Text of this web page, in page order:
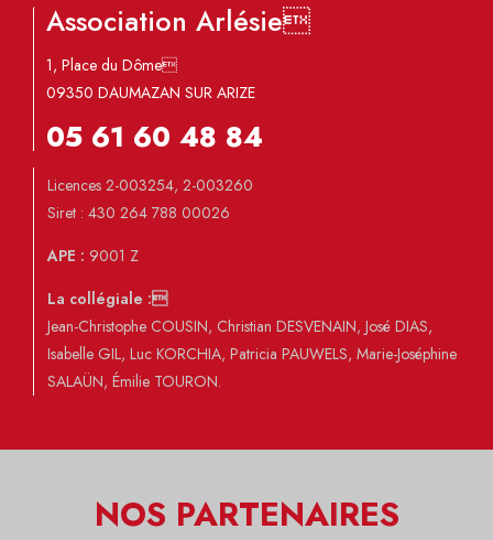
Association Arlésie
1, Place du Dôme
09350 DAUMAZAN SUR ARIZE
05 61 60 48 84
Licences 2-003254, 2-003260
Siret : 430 264 788 00026
APE : 9001 Z
La collégiale :
Jean-Christophe COUSIN, Christian DESVENAIN, José DIAS,
Isabelle GIL, Luc KORCHIA, Patricia PAUWELS, Marie-Joséphine
SALAÜN, Émilie TOURON.
NOS PARTENAIRES